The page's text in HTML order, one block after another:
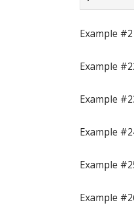
Example
Example
Example
Example
Example
Example